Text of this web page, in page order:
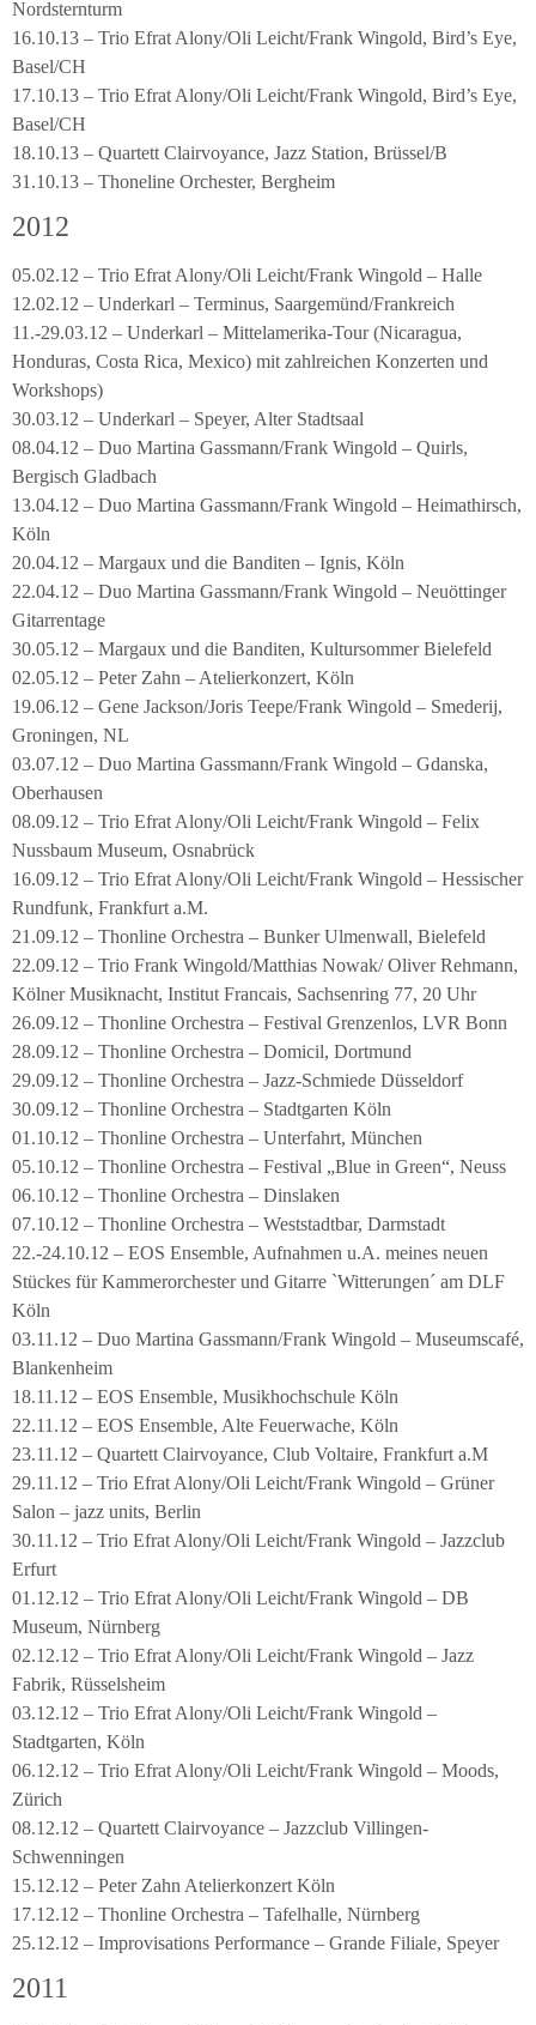
Nordsternturm
16.10.13 – Trio Efrat Alony/Oli Leicht/Frank Wingold, Bird’s Eye,
Basel/CH
17.10.13 – Trio Efrat Alony/Oli Leicht/Frank Wingold, Bird’s Eye,
Basel/CH
18.10.13 – Quartett Clairvoyance, Jazz Station, Brüssel/B
31.10.13 – Thoneline Orchester, Bergheim
2012
05.02.12 – Trio Efrat Alony/Oli Leicht/Frank Wingold – Halle
12.02.12 – Underkarl – Terminus, Saargemünd/Frankreich
11.-29.03.12 – Underkarl – Mittelamerika-Tour (Nicaragua,
Honduras, Costa Rica, Mexico) mit zahlreichen Konzerten und
Workshops)
30.03.12 – Underkarl – Speyer, Alter Stadtsaal
08.04.12 – Duo Martina Gassmann/Frank Wingold – Quirls,
Bergisch Gladbach
13.04.12 – Duo Martina Gassmann/Frank Wingold – Heimathirsch,
Köln
20.04.12 – Margaux und die Banditen – Ignis, Köln
22.04.12 – Duo Martina Gassmann/Frank Wingold – Neuöttinger
Gitarrentage
30.05.12 – Margaux und die Banditen, Kultursommer Bielefeld
02.05.12 – Peter Zahn – Atelierkonzert, Köln
19.06.12 – Gene Jackson/Joris Teepe/Frank Wingold – Smederij,
Groningen, NL
03.07.12 – Duo Martina Gassmann/Frank Wingold – Gdanska,
Oberhausen
08.09.12 – Trio Efrat Alony/Oli Leicht/Frank Wingold – Felix
Nussbaum Museum, Osnabrück
16.09.12 – Trio Efrat Alony/Oli Leicht/Frank Wingold – Hessischer
Rundfunk, Frankfurt a.M.
21.09.12 – Thonline Orchestra – Bunker Ulmenwall, Bielefeld
22.09.12 – Trio Frank Wingold/Matthias Nowak/ Oliver Rehmann,
Kölner Musiknacht, Institut Francais, Sachsenring 77, 20 Uhr
26.09.12 – Thonline Orchestra – Festival Grenzenlos, LVR Bonn
28.09.12 – Thonline Orchestra – Domicil, Dortmund
29.09.12 – Thonline Orchestra – Jazz-Schmiede Düsseldorf
30.09.12 – Thonline Orchestra – Stadtgarten Köln
01.10.12 – Thonline Orchestra – Unterfahrt, München
05.10.12 – Thonline Orchestra – Festival „Blue in Green“, Neuss
06.10.12 – Thonline Orchestra – Dinslaken
07.10.12 – Thonline Orchestra – Weststadtbar, Darmstadt
22.-24.10.12 – EOS Ensemble, Aufnahmen u.A. meines neuen
Stückes für Kammerorchester und Gitarre `Witterungen´ am DLF
Köln
03.11.12 – Duo Martina Gassmann/Frank Wingold – Museumscafé,
Blankenheim
18.11.12 – EOS Ensemble, Musikhochschule Köln
22.11.12 – EOS Ensemble, Alte Feuerwache, Köln
23.11.12 – Quartett Clairvoyance, Club Voltaire, Frankfurt a.M
29.11.12 – Trio Efrat Alony/Oli Leicht/Frank Wingold – Grüner
Salon – jazz units, Berlin
30.11.12 – Trio Efrat Alony/Oli Leicht/Frank Wingold – Jazzclub
Erfurt
01.12.12 – Trio Efrat Alony/Oli Leicht/Frank Wingold – DB
Museum, Nürnberg
02.12.12 – Trio Efrat Alony/Oli Leicht/Frank Wingold – Jazz
Fabrik, Rüsselsheim
03.12.12 – Trio Efrat Alony/Oli Leicht/Frank Wingold –
Stadtgarten, Köln
06.12.12 – Trio Efrat Alony/Oli Leicht/Frank Wingold – Moods,
Zürich
08.12.12 – Quartett Clairvoyance – Jazzclub Villingen-
Schwenningen
15.12.12 – Peter Zahn Atelierkonzert Köln
17.12.12 – Thonline Orchestra – Tafelhalle, Nürnberg
25.12.12 – Improvisations Performance – Grande Filiale, Speyer
2011